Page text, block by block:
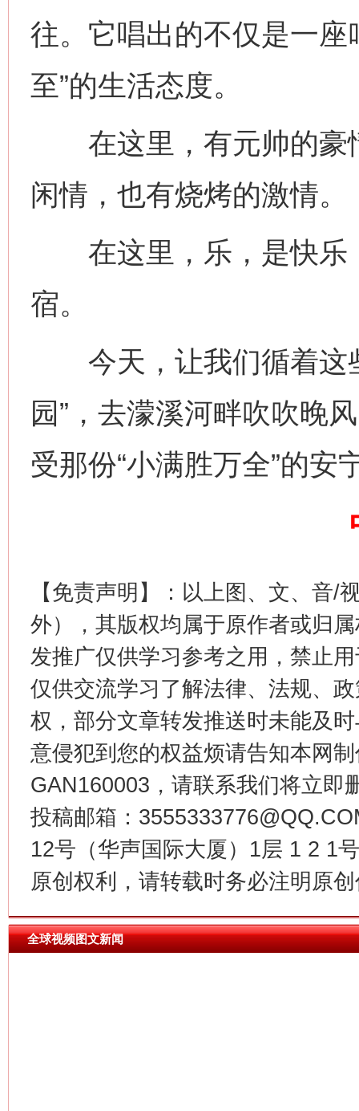
往。它唱出的不仅是一座
至”的生活态度。
在这里，有元帅的豪
闲情，也有烧烤的激情。
在这里，乐，是快乐
宿。
今天，让我们循着这
园”，去濛溪河畔吹吹晚
受那份“小满胜万全”的安
【免责声明】：以上图、文、音/
外），其版权均属于原作者或归
发推广仅供学习参考之用，禁止
仅供交流学习了解法律、法规、
权，部分文章转发推送时未能及
意侵犯到您的权益烦请告知本网
GAN160003，请联系我们将立即
投稿邮箱：
12号（华声国际大厦）1层 1 2 1
原创权利，请转载时务必注明原
全球视频图文新闻
这是一记警钟！ 谢
在谋一域中谋全局
今
习近平的博鳌关键词
魏明